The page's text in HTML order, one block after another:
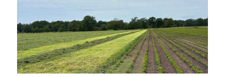
SLA VOORKEUREN OP